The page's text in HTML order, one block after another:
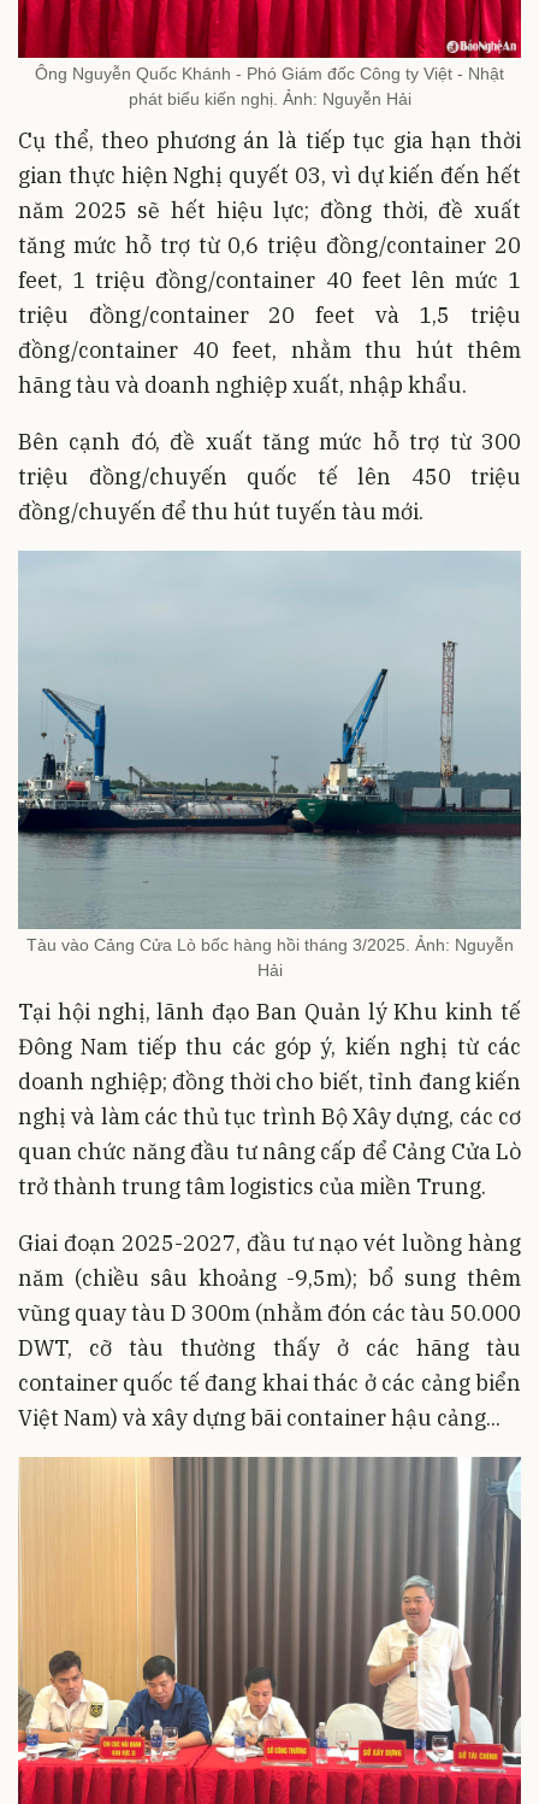
Ông Nguyễn Quốc Khánh - Phó Giám đốc Công ty Việt - Nhật
phát biểu kiến nghị. Ảnh: Nguyễn Hải
Cụ thể, theo phương án là tiếp tục gia hạn thời
gian thực hiện Nghị quyết 03, vì dự kiến đến hết
năm 2025 sẽ hết hiệu lực; đồng thời, đề xuất
tăng mức hỗ trợ từ 0,6 triệu đồng/container 20
feet, 1 triệu đồng/container 40 feet lên mức 1
triệu đồng/container 20 feet và 1,5 triệu
đồng/container 40 feet, nhằm thu hút thêm
hãng tàu và doanh nghiệp xuất, nhập khẩu.
Bên cạnh đó, đề xuất tăng mức hỗ trợ từ 300
triệu đồng/chuyến quốc tế lên 450 triệu
đồng/chuyến để thu hút tuyến tàu mới.
Tàu vào Cảng Cửa Lò bốc hàng hồi tháng 3/2025. Ảnh: Nguyễn
Hải
Tại hội nghị, lãnh đạo Ban Quản lý Khu kinh tế
Đông Nam tiếp thu các góp ý, kiến nghị từ các
doanh nghiệp; đồng thời cho biết, tỉnh đang kiến
nghị và làm các thủ tục trình Bộ Xây dựng, các cơ
quan chức năng đầu tư nâng cấp để Cảng Cửa Lò
trở thành trung tâm logistics của miền Trung.
Giai đoạn 2025-2027, đầu tư nạo vét luồng hàng
năm (chiều sâu khoảng -9,5m); bổ sung thêm
vũng quay tàu D 300m (nhằm đón các tàu 50.000
DWT, cỡ tàu thường thấy ở các hãng tàu
container quốc tế đang khai thác ở các cảng biển
Việt Nam) và xây dựng bãi container hậu cảng...